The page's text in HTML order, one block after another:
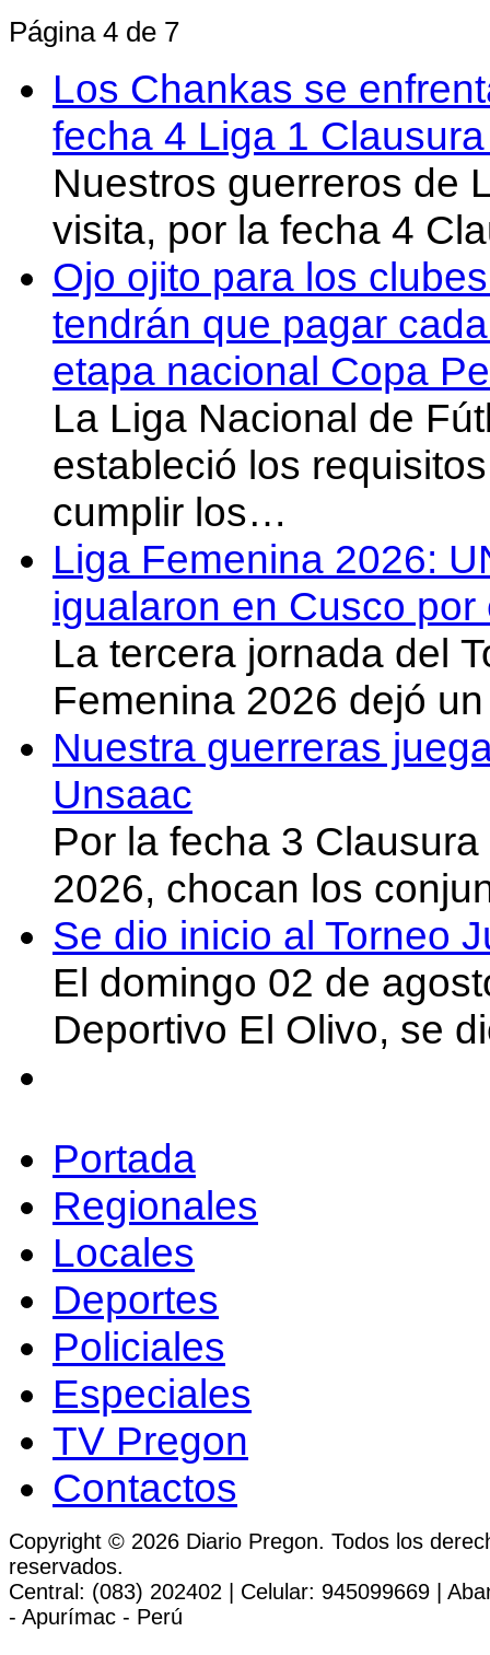
Página 4 de 7
Los Chankas se
fecha 4 Liga 1
Nuestros guerreros de
visita, por la fecha 4
Ojo ojito para los
tendrán que pagar
etapa nacional Copa
La Liga Nacional de
estableció los
cumplir los…
Liga Femenina 2026:
igualaron en Cusco
La tercera jornada del
Femenina 2026 dejó
Nuestra guerreras
Unsaac
Por la fecha 3
2026, chocan los
Se dio inicio al Torneo
El domingo 02 de
Deportivo El Olivo, se
Portada
Regionales
Locales
Deportes
Policiales
Especiales
TV Pregon
Contactos
Copyright © 2026 Diario Pregon. Todos los
reservados.
Central: (083) 202402 | Celular: 945099669 |
- Apurímac - Perú